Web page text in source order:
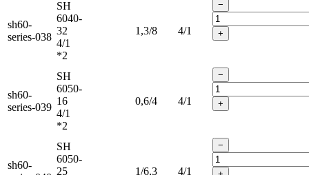
sh60-
series-038
SH
6040-
32
4/1
*2
1,3/8 4/1
−
+
sh60-
series-039
SH
6050-
16
4/1
*2
0,6/4 4/1
−
+
sh60-
SH
6050-
25
1/6,3 4/1
−